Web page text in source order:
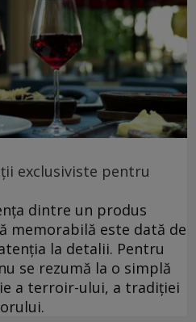
exclusiviste pentru
dintre un produs
memorabilă este dată de
la detalii. Pentru
se rezumă la o simplă
a terroir-ului, a tradiției